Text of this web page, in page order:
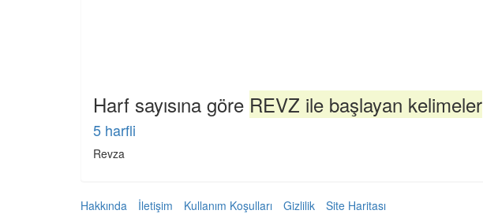
Harf sayısına göre REVZ ile başlayan kelimeler
5 harfli
Revza
Hakkında İletişim Kullanım Koşulları Gizlilik Site Haritası